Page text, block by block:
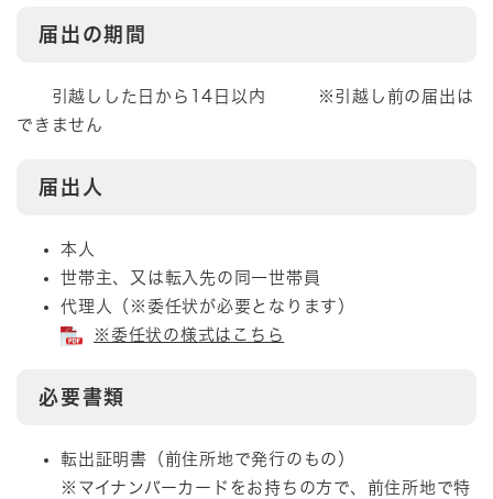
届出の期間
引越しした日から14日以内 ※引越し前の届出は
できません
届出人
本人
世帯主、又は転入先の同一世帯員
代理人（※委任状が必要となります）
※委任状の様式はこちら
必要書類
転出証明書（前住所地で発行のもの）
※マイナンバーカードをお持ちの方で、前住所地で特